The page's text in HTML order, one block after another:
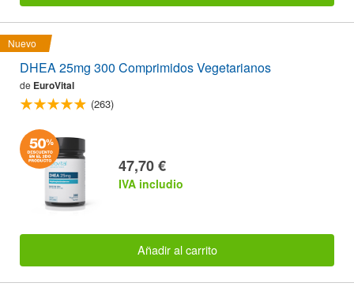
Nuevo
DHEA 25mg 300 Comprimidos Vegetarianos
de EuroVital
(263)
47,70 €
IVA includio
Añadir al carrito